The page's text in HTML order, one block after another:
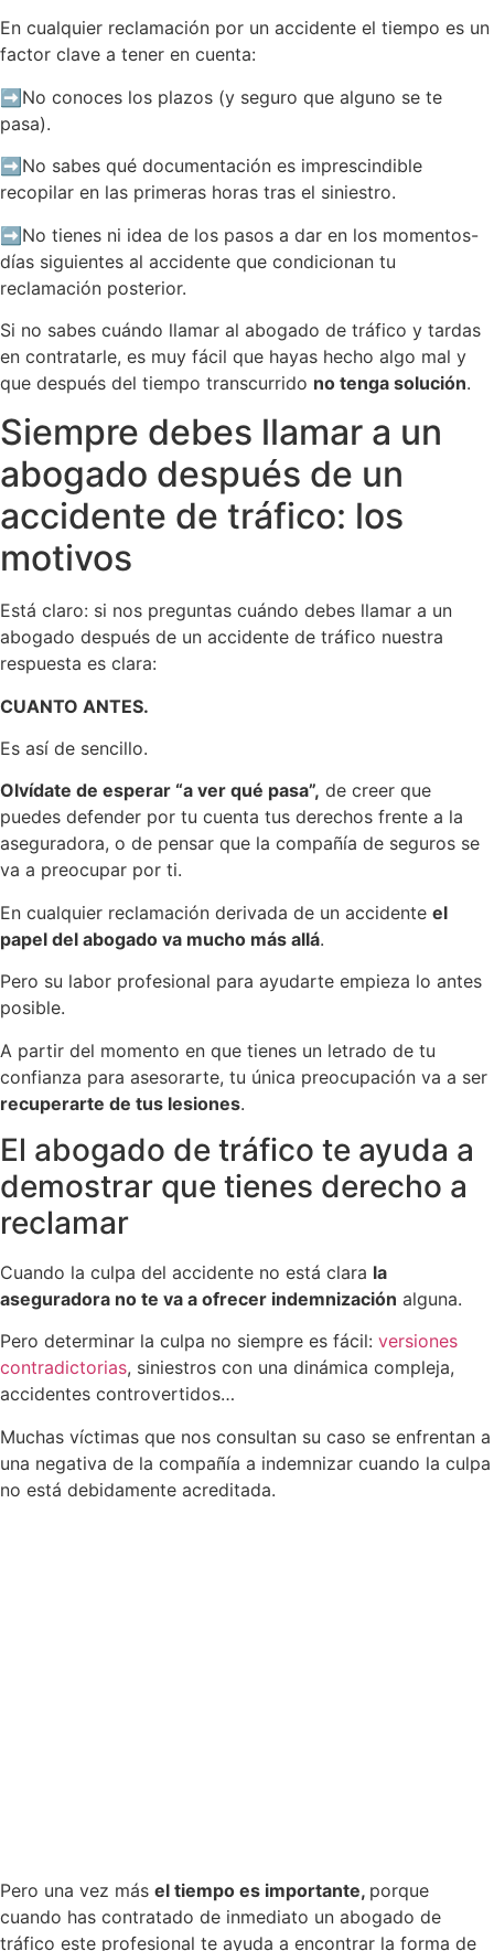
En cualquier reclamación por un accidente el tiempo es un
factor clave a tener en cuenta:
➡️No conoces los plazos (y seguro que alguno se te
pasa).
➡️No sabes qué documentación es imprescindible
recopilar en las primeras horas tras el siniestro.
➡️No tienes ni idea de los pasos a dar en los momentos-
días siguientes al accidente que condicionan tu
reclamación posterior.
Si no sabes cuándo llamar al abogado de tráfico y tardas
en contratarle, es muy fácil que hayas hecho algo mal y
que después del tiempo transcurrido no tenga solución.
Siempre debes llamar a un
abogado después de un
accidente de tráfico: los
motivos
Está claro: si nos preguntas cuándo debes llamar a un
abogado después de un accidente de tráfico nuestra
respuesta es clara:
CUANTO ANTES.
Es así de sencillo.
Olvídate de esperar “a ver qué pasa”, de creer que
puedes defender por tu cuenta tus derechos frente a la
aseguradora, o de pensar que la compañía de seguros se
va a preocupar por ti.
En cualquier reclamación derivada de un accidente el
papel del abogado va mucho más allá.
Pero su labor profesional para ayudarte empieza lo antes
posible.
A partir del momento en que tienes un letrado de tu
confianza para asesorarte, tu única preocupación va a ser
recuperarte de tus lesiones.
El abogado de tráfico te ayuda a
demostrar que tienes derecho a
reclamar
Cuando la culpa del accidente no está clara la
aseguradora no te va a ofrecer indemnización alguna.
Pero determinar la culpa no siempre es fácil: versiones
contradictorias, siniestros con una dinámica compleja,
accidentes controvertidos…
Muchas víctimas que nos consultan su caso se enfrentan a
una negativa de la compañía a indemnizar cuando la culpa
no está debidamente acreditada.
Pero una vez más el tiempo es importante, porque
cuando has contratado de inmediato un abogado de
tráfico este profesional te ayuda a encontrar la forma de